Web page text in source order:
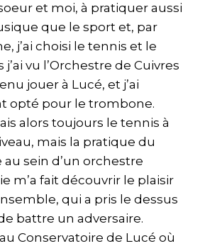
et moi, à pratiquer aussi
que le sport et, par
j’ai choisi le tennis et le
j’ai vu l’Orchestre de Cuivres
jouer à Lucé, et j’ai
opté pour le trombone.
alors toujours le tennis à
mais la pratique du
sein d’un orchestre
m’a fait découvrir le plaisir
qui a pris le dessus
battre un adversaire.
Conservatoire de Lucé où